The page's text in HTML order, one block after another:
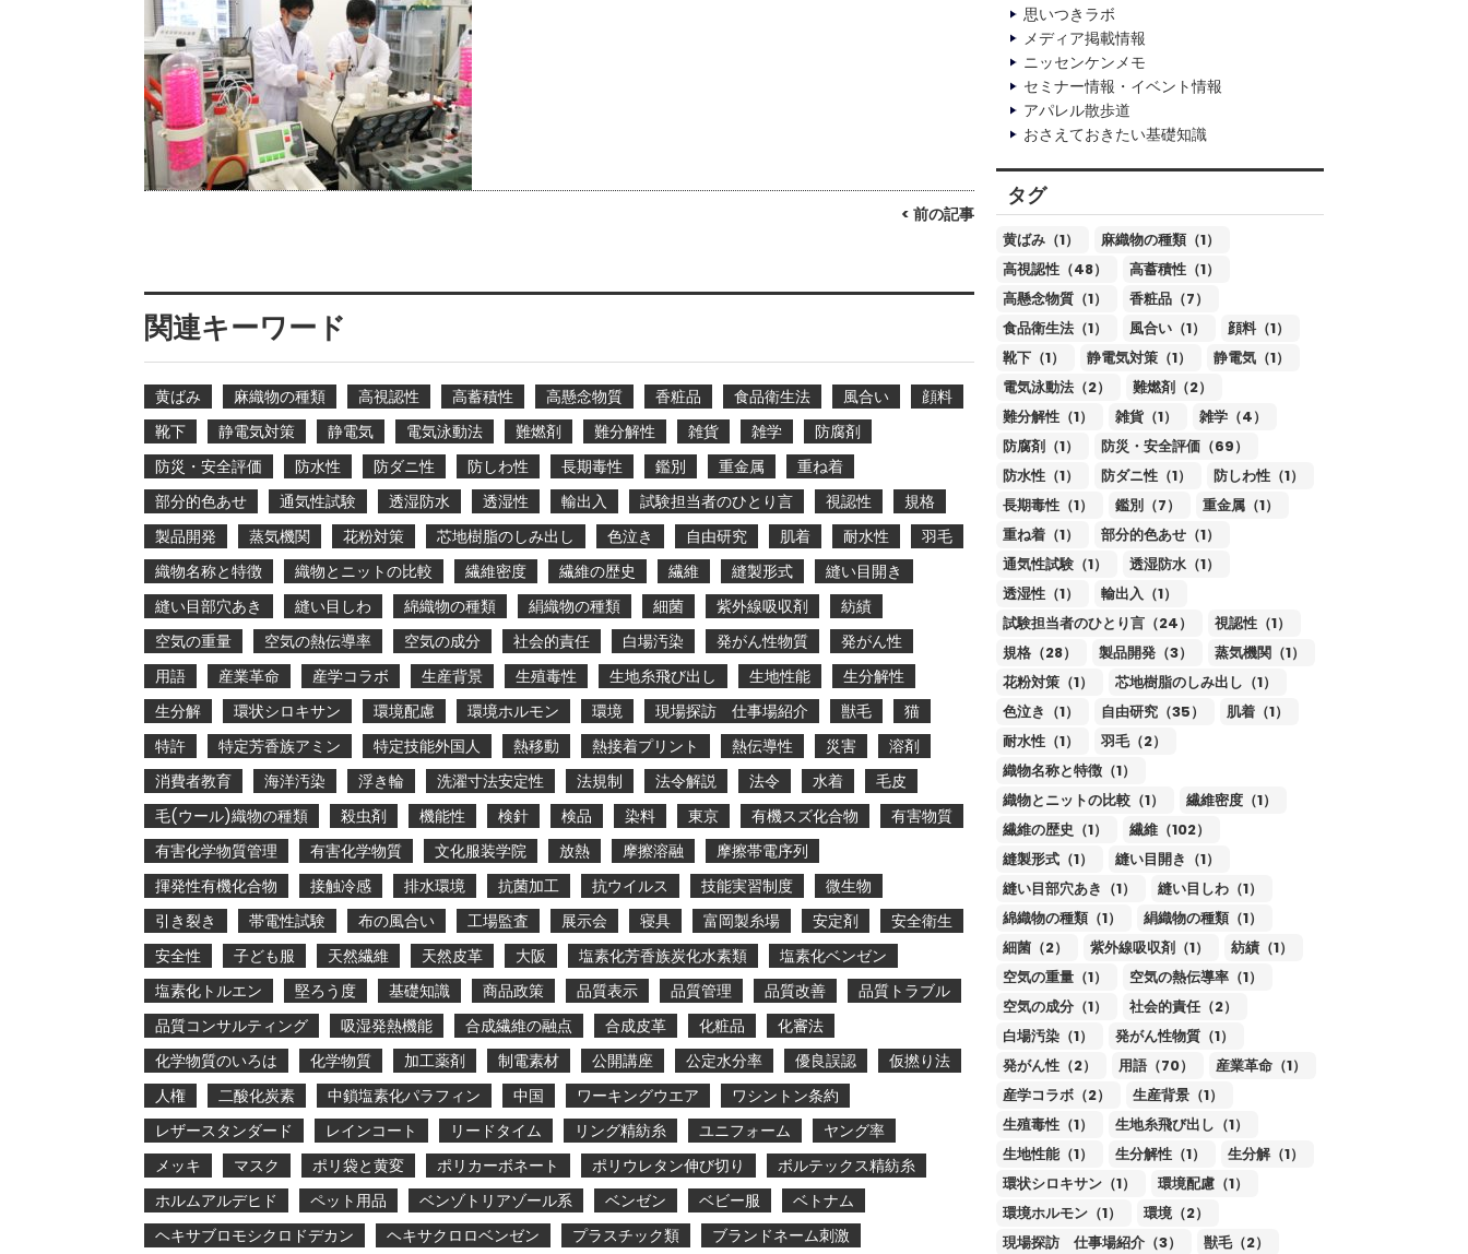
< 前の記事
関連キーワード
黄ばみ 麻織物の種類 高視認性 高蓄積性 高懸念物質 香粧品 食品衛生法 風合い
顔料
靴下
静電気対策 静電気 電気泳動法 難燃剤 難分解性 雑貨 雑学
防腐剤
防災・安全評価
防水性 防ダニ性 防しわ性 長期毒性 鑑別 重金属
重ね着
部分的色あせ
通気性試験 透湿防水 透湿性 輸出入 試験担当者のひとり言 視認性
規格
製品開発
蒸気機関 花粉対策 芯地樹脂のしみ出し 色泣き 自由研究 肌着 耐水性
羽毛
織物名称と特徴
織物とニットの比較 繊維密度 繊維の歴史 繊維 縫製形式
縫い目開き
縫い目部穴あき
縫い目しわ 綿織物の種類 絹織物の種類 細菌 紫外線吸収剤
紡績
空気の重量
空気の熱伝導率 空気の成分 社会的責任 白場汚染 発がん性物質
発がん性
用語
産業革命 産学コラボ 生産背景 生殖毒性 生地糸飛び出し 生地性能
生分解性
生分解
環状シロキサン 環境配慮 環境ホルモン 環境 現場探訪 仕事場紹介 獣毛
猫
特許
特定芳香族アミン 特定技能外国人 熱移動 熱接着プリント 熱伝導性 災害
溶剤
消費者教育
海洋汚染 浮き輪 洗濯寸法安定性 法規制 法令解説 法令 水着
毛皮
毛(ウール)織物の種類
殺虫剤 機能性 検針 検品 染料 東京 有機スズ化合物
有害物質
有害化学物質管理
有害化学物質 文化服装学院 放熱 摩擦溶融
摩擦帯電序列
揮発性有機化合物
接触冷感 排水環境 抗菌加工 抗ウイルス 技能実習制度
微生物
引き裂き
帯電性試験 布の風合い 工場監査 展示会 寝具 富岡製糸場 安定剤
安全衛生
安全性
子ども服 天然繊維 天然皮革 大阪 塩素化芳香族炭化水素類
塩素化ベンゼン
塩素化トルエン
堅ろう度 基礎知識 商品政策 品質表示 品質管理 品質改善
品質トラブル
品質コンサルティング
吸湿発熱機能 合成繊維の融点 合成皮革 化粧品
化審法
化学物質のいろは
化学物質 加工薬剤 制電素材 公開講座 公定水分率 優良誤認
仮撚り法
人権
二酸化炭素 中鎖塩素化パラフィン 中国 ワーキングウエア
ワシントン条約
レザースタンダード
レインコート リードタイム リング精紡糸 ユニフォーム
ヤング率
メッキ
マスク ポリ袋と黄変 ポリカーボネート ポリウレタン伸び切り
ボルテックス精紡糸
ホルムアルデヒド
ペット用品 ベンゾトリアゾール系 ベンゼン ベビー服
ベトナム
ヘキサブロモシクロドデカン
ヘキサクロロベンゼン プラスチック類
ブランドネーム刺激
思いつきラボ
メディア掲載情報
ニッセンケンメモ
セミナー情報・イベント情報
アパレル散歩道
おさえておきたい基礎知識
タグ
黄ばみ（1）
麻織物の種類（1）
高視認性（48）
高蓄積性（1）
高懸念物質（1）
香粧品（7）
食品衛生法（1）
風合い（1）
顔料（1）
靴下（1）
静電気対策（1）
静電気（1）
電気泳動法（2）
難燃剤（2）
難分解性（1）
雑貨（1）
雑学（4）
防腐剤（1）
防災・安全評価（69）
防水性（1）
防ダニ性（1）
防しわ性（1）
長期毒性（1）
鑑別（7）
重金属（1）
重ね着（1）
部分的色あせ（1）
通気性試験（1）
透湿防水（1）
透湿性（1）
輸出入（1）
試験担当者のひとり言（24）
視認性（1）
規格（28）
製品開発（3）
蒸気機関（1）
花粉対策（1）
芯地樹脂のしみ出し（1）
色泣き（1）
自由研究（35）
肌着（1）
耐水性（1）
羽毛（2）
織物名称と特徴（1）
織物とニットの比較（1）
繊維密度（1）
繊維の歴史（1）
繊維（102）
縫製形式（1）
縫い目開き（1）
縫い目部穴あき（1）
縫い目しわ（1）
綿織物の種類（1）
絹織物の種類（1）
細菌（2）
紫外線吸収剤（1）
紡績（1）
空気の重量（1）
空気の熱伝導率（1）
空気の成分（1）
社会的責任（2）
白場汚染（1）
発がん性物質（1）
発がん性（2）
用語（70）
産業革命（1）
産学コラボ（2）
生産背景（1）
生殖毒性（1）
生地糸飛び出し（1）
生地性能（1）
生分解性（1）
生分解（1）
環状シロキサン（1）
環境配慮（1）
環境ホルモン（1）
環境（2）
現場探訪 仕事場紹介（3）
獣毛（2）